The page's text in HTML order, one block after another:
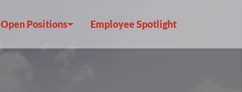
Open Positions Employee Spotlight